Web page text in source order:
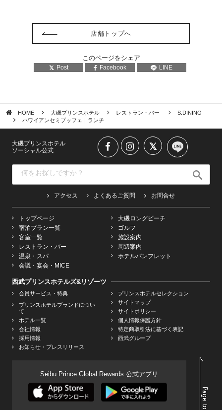
店舗トップへ
このページをシェア
Post Facebook LINE
HOME 大磯プリンスホテル レストラン・バー
S.DINING
ハワイアンセミブッフェ｜ランチ
大磯プリンスホテル
ソーシャル公式
アクセス よくあるご質問 お問合せ
トップページ
宿泊プラン一覧
客室一覧
レストラン・バー
温泉・スパ
会議・宴会・MICE
大磯ロングビーチ
ゴルフ
施設案内
周辺案内
ホテルパンフレット
西武プリンスホテルズ&リゾーツ
会員サービス・特典
プリンスホテルブランドについ
て
ホテル一覧
会社情報
採用情報
お知らせ・プレスリリース
プリンスホテルセレクション
サイトマップ
サイトポリシー
個人情報保護方針
特定商取引法に基づく表記
西武グループ
Seibu Prince Global Rewards 公式アプリ